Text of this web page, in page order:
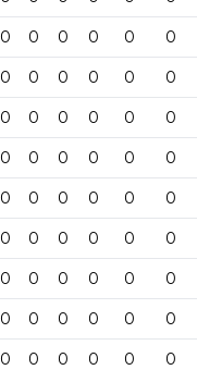
0 0 0 0 0 0
0 0 0 0 0 0
0 0 0 0 0 0
0 0 0 0 0 0
0 0 0 0 0 0
0 0 0 0 0 0
0 0 0 0 0 0
0 0 0 0 0 0
0 0 0 0 0 0